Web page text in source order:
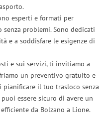
esperti e formati per
problemi. Sono dedicati
e a soddisfare le esigenze di
e sui servizi, ti invitiamo a
un preventivo gratuito e
il tuo trasloco senza
puoi essere sicuro di avere un
da Bolzano a Lione.